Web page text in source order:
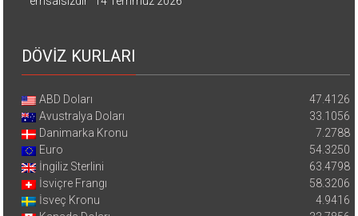
DÖVİZ KURLARI
ABD Doları
47.4126
Avustralya Doları
33.1056
Danimarka Kronu
7.2788
Euro
54.3250
İngiliz Sterlini
63.4798
İsviçre Frangı
58.3206
İsveç Kronu
4.9416